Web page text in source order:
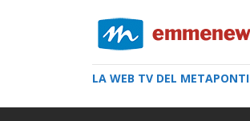
LA WEB TV DEL